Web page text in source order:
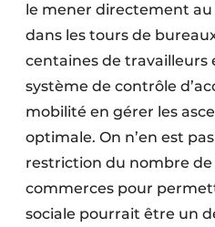
le mener directement
dans les tours de
centaines de travailleurs
système de contrôle
mobilité en gérer les
optimale. On n’en est
restriction du nombre de
commerces pour
sociale pourrait être un